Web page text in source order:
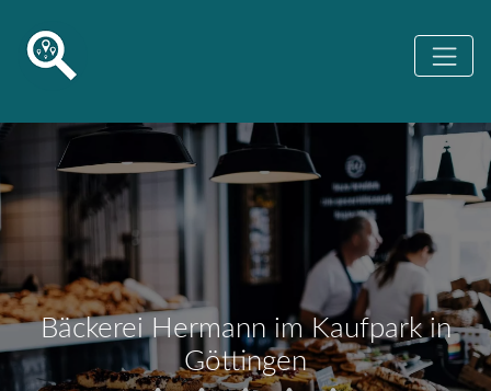
Bäckerei Hermann im Kaufpark in
Göttingen